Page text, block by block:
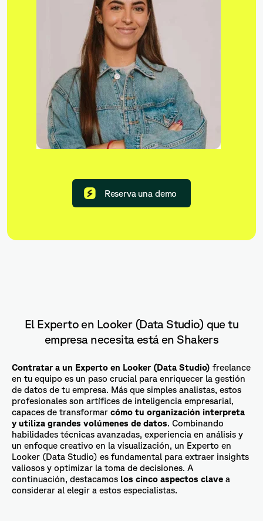
Reserva una demo
El Experto en Looker (Data Studio) que tu
empresa necesita está en Shakers
Contratar a un Experto en Looker (Data Studio) freelance
en tu equipo es un paso crucial para enriquecer la gestión
de datos de tu empresa. Más que simples analistas, estos
profesionales son artífices de inteligencia empresarial,
capaces de transformar cómo tu organización interpreta
y utiliza grandes volúmenes de datos. Combinando
habilidades técnicas avanzadas, experiencia en análisis y
un enfoque creativo en la visualización, un Experto en
Looker (Data Studio) es fundamental para extraer insights
valiosos y optimizar la toma de decisiones. A
continuación, destacamos los cinco aspectos clave a
considerar al elegir a estos especialistas.